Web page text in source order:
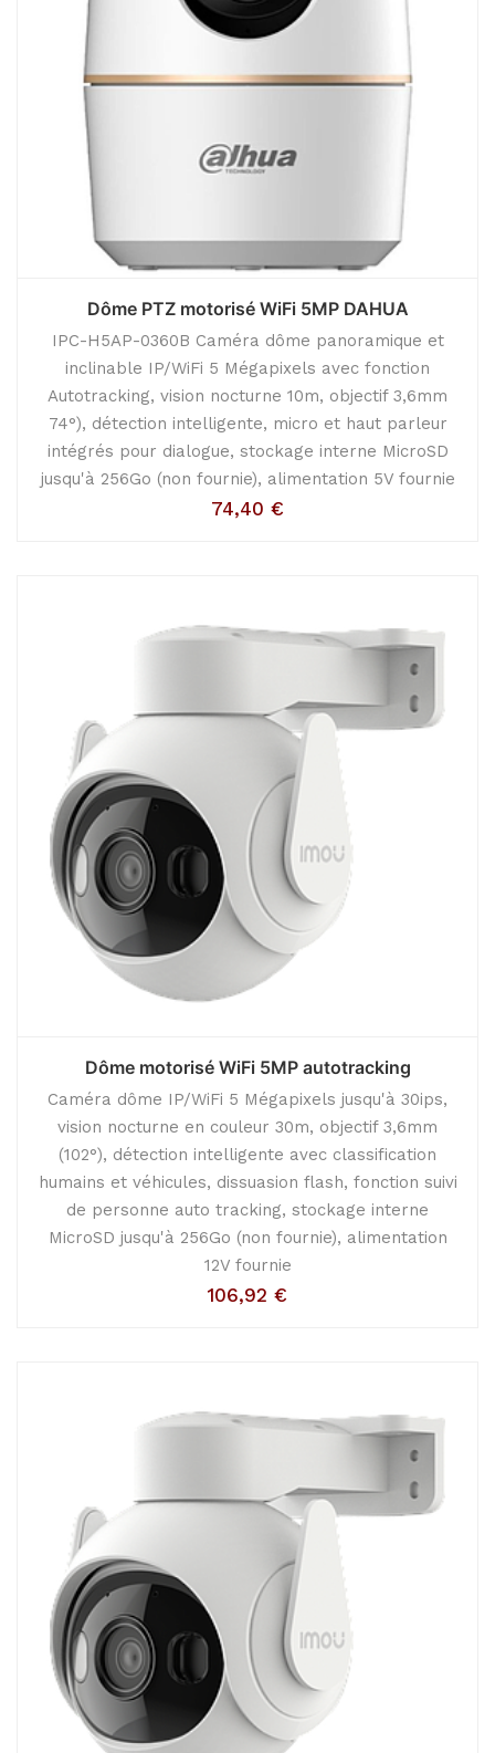
Dôme PTZ motorisé WiFi 5MP DAHUA
IPC-H5AP-0360B Caméra dôme panoramique et
inclinable IP/WiFi 5 Mégapixels avec fonction
Autotracking, vision nocturne 10m, objectif 3,6mm
74°), détection intelligente, micro et haut parleur
intégrés pour dialogue, stockage interne MicroSD
jusqu'à 256Go (non fournie), alimentation 5V fournie
74,40 €
Dôme motorisé WiFi 5MP autotracking
Caméra dôme IP/WiFi 5 Mégapixels jusqu'à 30ips,
vision nocturne en couleur 30m, objectif 3,6mm
(102°), détection intelligente avec classification
humains et véhicules, dissuasion flash, fonction suivi
de personne auto tracking, stockage interne
MicroSD jusqu'à 256Go (non fournie), alimentation
12V fournie
106,92 €